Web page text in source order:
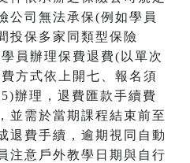
公司無法承保(例如學員
投保多家同類型保險
員辦理保費退費(以單次
方式依上開七、報名須
辦理，退費匯款手續費
並需於當期課程結束前至
退費手續， 逾期視同自動
注意戶外教學日期與自行